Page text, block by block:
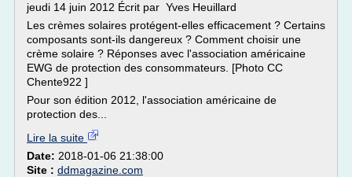
jeudi 14 juin 2012 Écrit par Yves Heuillard
Les crèmes solaires protégent-elles efficacement ? Certains
composants sont-ils dangereux ? Comment choisir une
crème solaire ? Réponses avec l'association américaine
EWG de protection des consommateurs. [Photo CC
Chente922 ]
Pour son édition 2012, l'association américaine de
protection des...
Lire la suite
Date: 2018-01-06 21:38:00
Site : ddmagazine.com